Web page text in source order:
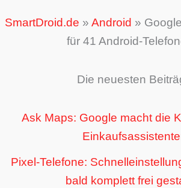
SmartDroid.de » Android »
für 41 Android-
Die neuesten
Ask Maps: Google macht die
Pixel-Telefone:
bald komplett frei